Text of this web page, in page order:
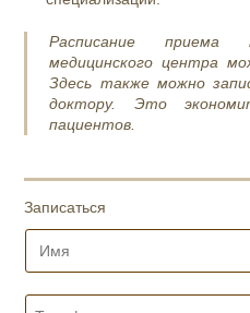
Расписание приема
медицинского центра
Здесь также можно
доктору. Это
пациентов.
Записаться
И
*
Т